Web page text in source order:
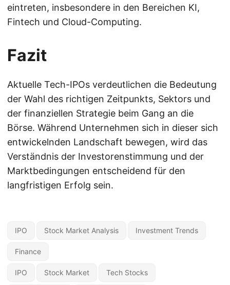
eintreten, insbesondere in den Bereichen KI,
Fintech und Cloud-Computing.
Fazit
Aktuelle Tech-IPOs verdeutlichen die Bedeutung
der Wahl des richtigen Zeitpunkts, Sektors und
der finanziellen Strategie beim Gang an die
Börse. Während Unternehmen sich in dieser sich
entwickelnden Landschaft bewegen, wird das
Verständnis der Investorenstimmung und der
Marktbedingungen entscheidend für den
langfristigen Erfolg sein.
IPO Stock Market Analysis Investment Trends
Finance
IPO Stock Market Tech Stocks